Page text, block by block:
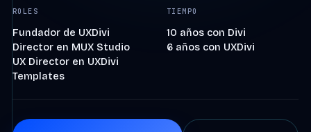
ROLES
Fundador de UXDivi
Director en MUX Studio
UX Director en UXDivi
Templates
TIEMPO
10 años con Divi
6 años con UXDivi